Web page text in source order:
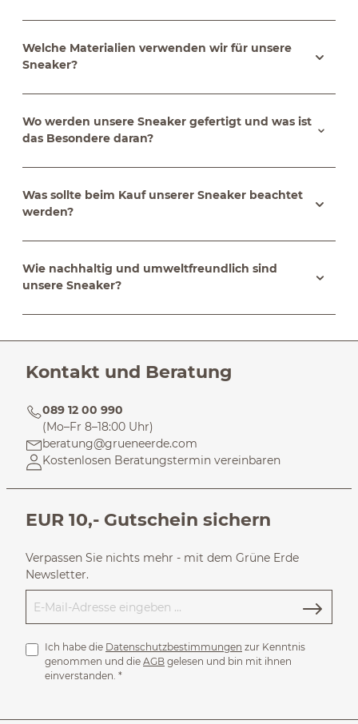
Welche Materialien verwenden wir für unsere
Sneaker?
Wo werden unsere Sneaker gefertigt und was ist
das Besondere daran?
Was sollte beim Kauf unserer Sneaker beachtet
werden?
Wie nachhaltig und umweltfreundlich sind
unsere Sneaker?
Kontakt und Beratung
089 12 00 990
(Mo–Fr 8–18:00 Uhr)
beratung@grueneerde.com
Kostenlosen Beratungstermin vereinbaren
EUR 10,- Gutschein sichern
Verpassen Sie nichts mehr - mit dem Grüne Erde
Newsletter.
Ich habe die Datenschutzbestimmungen zur Kenntnis
genommen und die AGB gelesen und bin mit ihnen
einverstanden. *